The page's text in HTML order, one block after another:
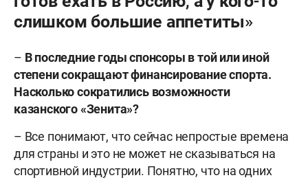
слишком большие аппетиты»
– В последние годы спонсоры в той или иной
степени сокращают финансирование спорта.
Насколько сократились возможности
казанского «Зенита»?
– Все понимают, что сейчас непростые времена
для страны и это не может не сказываться на
спортивной индустрии. Понятно, что на одних